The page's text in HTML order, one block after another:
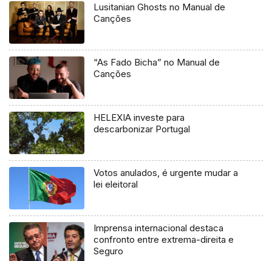
Lusitanian Ghosts no Manual de
Canções
“As Fado Bicha” no Manual de
Canções
HELEXIA investe para
descarbonizar Portugal
Votos anulados, é urgente mudar a
lei eleitoral
Imprensa internacional destaca
confronto entre extrema-direita e
Seguro